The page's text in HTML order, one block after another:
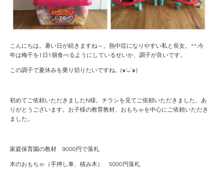
こんにちは。暑い日が続きますね～。熱中症になりやすい私と長女。^^;今
年は梅干を1日1個食べるようにしているせいか、調子が良いです。
この調子で夏休みを乗り切りたいですね。(๑′ᴗ‵๑)
初めてご依頼いただきましたN様。チラシを見てご依頼いただきました。あ
りがとうございます。お子様の教育教材、おもちゃを中心にご依頼いただき
ました。
家庭保育園の教材 9000円で落札
木のおもちゃ（手押し車、積み木） 5000円落札